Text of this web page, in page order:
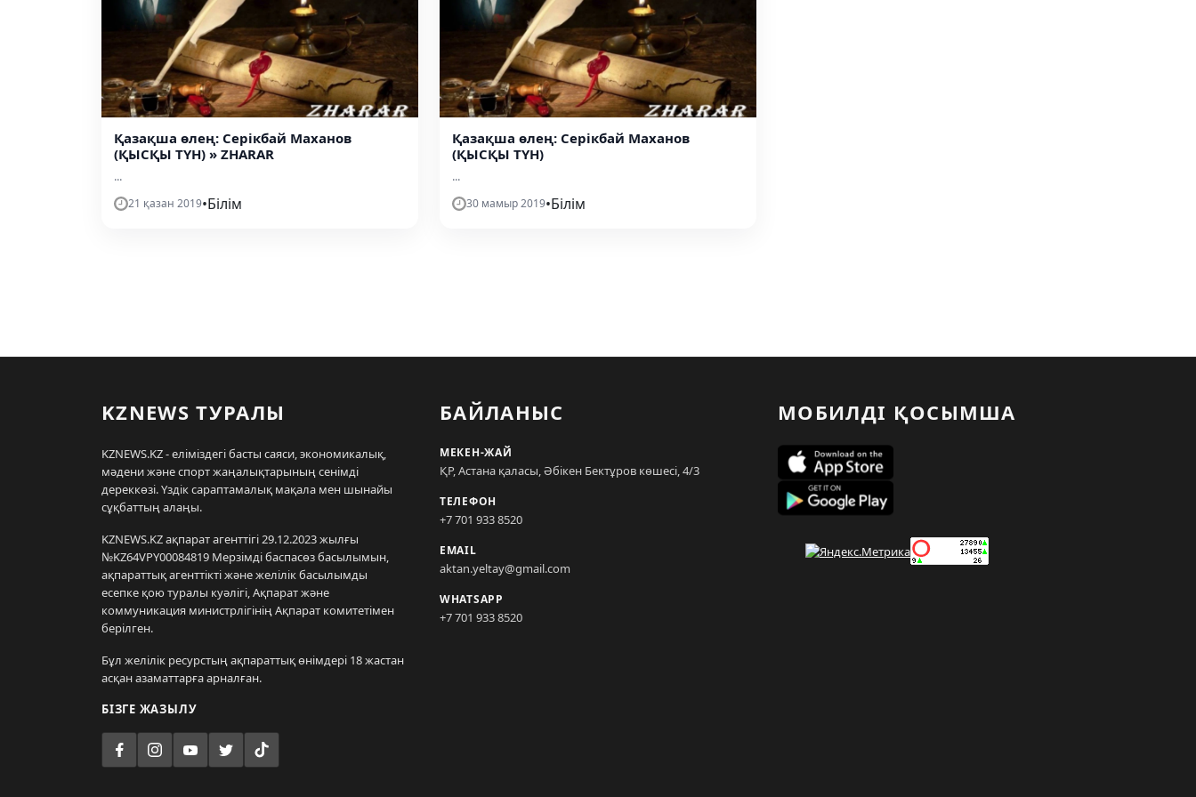
Қазақша өлең: Серікбай Маханов
(ҚЫСҚЫ ТҮН) » ZHARAR
...
21 қазан 2019•Білім
Қазақша өлең: Серікбай Маханов
(ҚЫСҚЫ ТҮН)
...
30 мамыр 2019•Білім
KZNEWS ТУРАЛЫ
KZNEWS.KZ - еліміздегі басты саяси, экономикалық,
мәдени және спорт жаңалықтарының сенімді
дереккөзі. Үздік сараптамалық мақала мен шынайы
сұқбаттың алаңы.
KZNEWS.KZ ақпарат агенттігі 29.12.2023 жылғы
№KZ64VPY00084819 Мерзімді баспасөз басылымын,
ақпараттық агенттікті және желілік басылымды
есепке қою туралы куәлігі, Ақпарат және
коммуникация министрлігінің Ақпарат комитетімен
берілген.
Бұл желілік ресурстың ақпараттық өнімдері 18 жастан
асқан азаматтарға арналған.
БІЗГЕ ЖАЗЫЛУ
БАЙЛАНЫС
МЕКЕН-ЖАЙ
ҚР, Астана қаласы, Әбікен Бектұров көшесі, 4/3
ТЕЛЕФОН
+7 701 933 8520
EMAIL
aktan.yeltay@gmail.com
WHATSAPP
+7 701 933 8520
МОБИЛДІ ҚОСЫМША